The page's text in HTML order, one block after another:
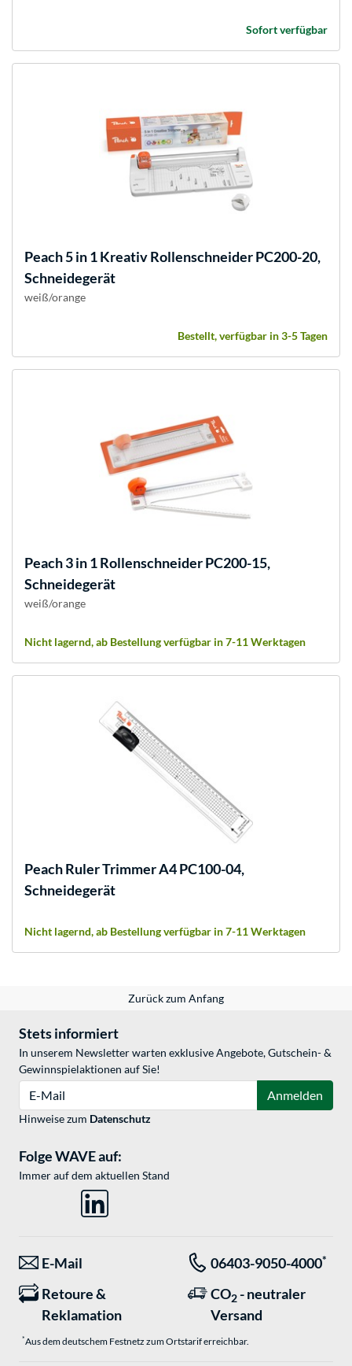
Sofort verfügbar
Peach5 in 1 Kreativ Rollenschneider PC200-20,
Schneidegerät
weiß/orange
Bestellt, verfügbar in 3-5 Tagen
Peach3 in 1 Rollenschneider PC200-15,
Schneidegerät
weiß/orange
Nicht lagernd, ab Bestellung verfügbar in 7-11 Werktagen
PeachRuler Trimmer A4 PC100-04,
Schneidegerät
Nicht lagernd, ab Bestellung verfügbar in 7-11 Werktagen
Zurück zum Anfang
Stets informiert
In unserem Newsletter warten exklusive Angebote, Gutschein- &
Gewinnspielaktionen auf Sie!
Anmelden
Hinweise zum Datenschutz
Folge WAVE auf:
Immer auf dem aktuellen Stand
E-Mail 06403-9050-4000*
Retoure &
Reklamation
CO2 - neutraler
Versand
*Aus dem deutschem Festnetz zum Ortstarif erreichbar.